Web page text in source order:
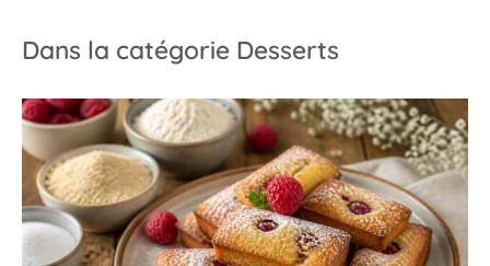
Dans la catégorie Desserts